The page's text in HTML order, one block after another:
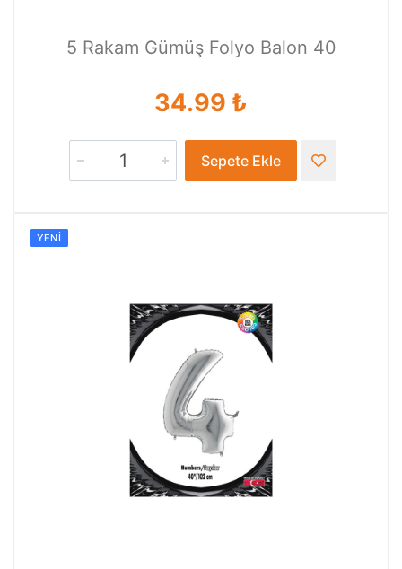
5 Rakam Gümüş Folyo Balon 40
34.99 ₺
Sepete Ekle
YENI